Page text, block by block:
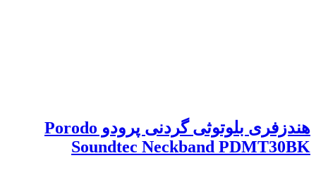
هندزفری بلوتوثی گردنی پرودو Porodo
Soundtec Neckband PDMT30BK